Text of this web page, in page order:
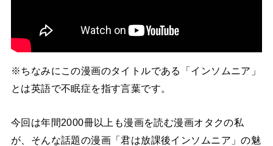
※ちなみにこの漫画のタイトルである「インソムニア」
とは英語で不眠症を指す言葉です。
今回は年間2000冊以上も漫画を読む漫画オタクの私
が、そんな話題の漫画「君は放課後インソムニア」の魅